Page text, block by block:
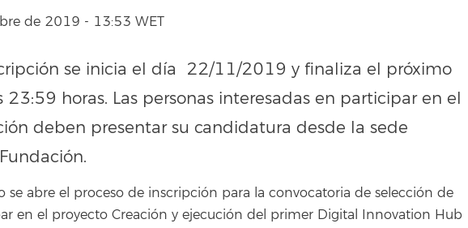
de 2019 - 13:53 WET
se inicia el día 22/11/2019 y finaliza el próximo
horas. Las personas interesadas en participar en el
deben presentar su candidatura desde la sede
se abre el proceso de inscripción para la convocatoria de selección de
en el proyecto Creación y ejecución del primer Digital Innovation Hub